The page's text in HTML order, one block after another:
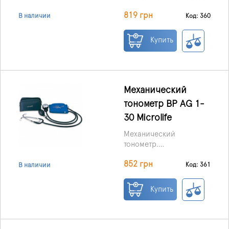
В наличии
артериального
Короткова.
сфигноманометр. Стетоскоп
спуска воздуха. Сумка
819 грн Код: 360
Купить
В наличии
Механический
тонометр BP AG 1-
30 Microlife
Механический
тонометр.
Манжета с
облегчающей
самостоятельное
852 грн Код: 361
Купить